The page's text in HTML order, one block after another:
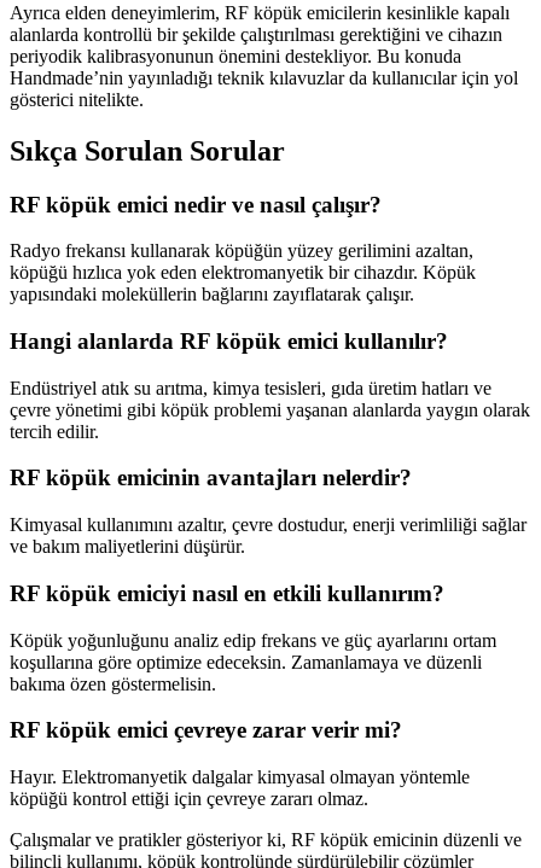
Ayrıca elden deneyimlerim, RF köpük emicilerin kesinlikle kapalı
alanlarda kontrollü bir şekilde çalıştırılması gerektiğini ve cihazın
periyodik kalibrasyonunun önemini destekliyor. Bu konuda
Handmade’nin yayınladığı teknik kılavuzlar da kullanıcılar için yol
gösterici nitelikte.
Sıkça Sorulan Sorular
RF köpük emici nedir ve nasıl çalışır?
Radyo frekansı kullanarak köpüğün yüzey gerilimini azaltan,
köpüğü hızlıca yok eden elektromanyetik bir cihazdır. Köpük
yapısındaki moleküllerin bağlarını zayıflatarak çalışır.
Hangi alanlarda RF köpük emici kullanılır?
Endüstriyel atık su arıtma, kimya tesisleri, gıda üretim hatları ve
çevre yönetimi gibi köpük problemi yaşanan alanlarda yaygın olarak
tercih edilir.
RF köpük emicinin avantajları nelerdir?
Kimyasal kullanımını azaltır, çevre dostudur, enerji verimliliği sağlar
ve bakım maliyetlerini düşürür.
RF köpük emiciyi nasıl en etkili kullanırım?
Köpük yoğunluğunu analiz edip frekans ve güç ayarlarını ortam
koşullarına göre optimize edeceksin. Zamanlamaya ve düzenli
bakıma özen göstermelisin.
RF köpük emici çevreye zarar verir mi?
Hayır. Elektromanyetik dalgalar kimyasal olmayan yöntemle
köpüğü kontrol ettiği için çevreye zararı olmaz.
Çalışmalar ve pratikler gösteriyor ki, RF köpük emicinin düzenli ve
bilinçli kullanımı, köpük kontrolünde sürdürülebilir çözümler